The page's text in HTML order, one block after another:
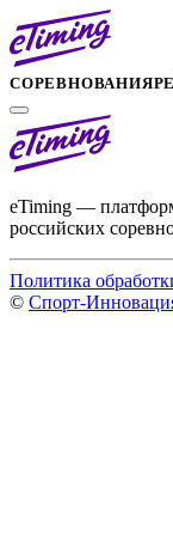
СОРЕВНОВАНИЯ
eTiming —
российских
Политика
© Спорт-